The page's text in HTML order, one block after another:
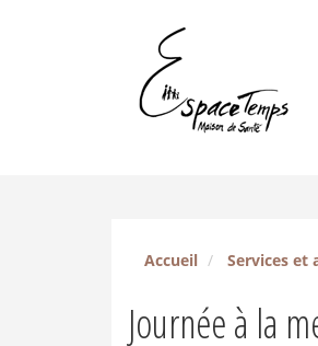
Accueil Services et
Journée à la